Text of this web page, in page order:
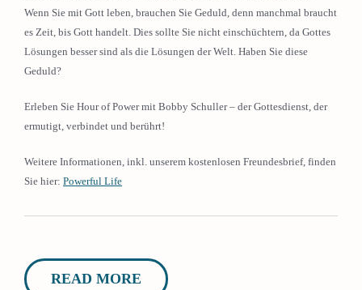
Wenn Sie mit Gott leben, brauchen Sie Geduld, denn manchmal braucht
es Zeit, bis Gott handelt. Dies sollte Sie nicht einschüchtern, da Gottes
Lösungen besser sind als die Lösungen der Welt. Haben Sie diese
Geduld?
Erleben Sie Hour of Power mit Bobby Schuller – der Gottesdienst, der
ermutigt, verbindet und berührt!
Weitere Informationen, inkl. unserem kostenlosen Freundesbrief, finden
Sie hier: Powerful Life
READ MORE